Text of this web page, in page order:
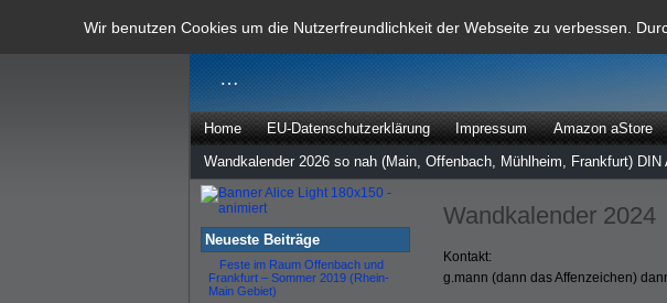
Wir benutzen Cookies um die Nutzerfreundlichkeit der Webseite zu verbessen.
dann rate mal
…
Home EU-Datenschutzerklärung Impressum Amazon aStore
Wandkalender 2026 so nah (Main, Offenbach, Mühlheim, Frankfurt) DIN
Neueste Beiträge
Feste im Raum Offenbach und
Frankfurt – Sommer 2019 (Rhein-
Main Gebiet)
Wandkalender 2024
Kontakt:
g.mann (dann das Affenzeichen)